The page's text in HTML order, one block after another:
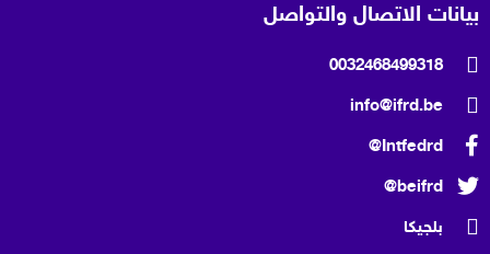
بيانات الاتصال والتواصل
0032468499318
info@ifrd.be
Intfedrd@
beifrd@
بلجيكا